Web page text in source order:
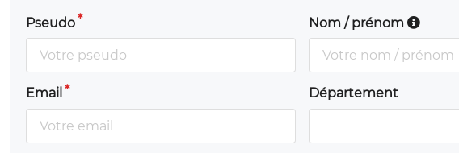
Pseudo Nom / prénom
Email Département